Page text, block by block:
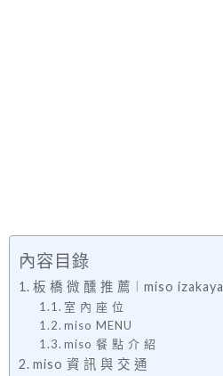
內容目錄
板 橋 微 醺 推 薦︱miso
室 內 座 位
miso MENU
miso 餐 點 介 紹
miso 資 訊 與 交 通